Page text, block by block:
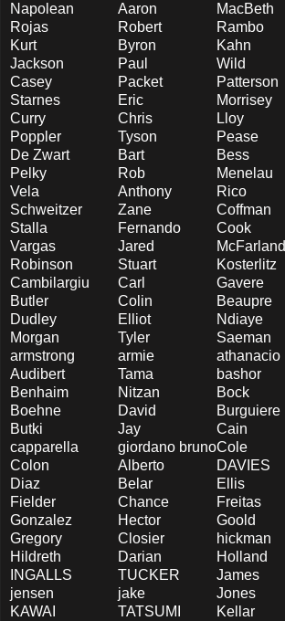
Napolean
Aaron MacBeth
Rojas
Robert Rambo
Kurt
Byron Kahn
Jackson
Paul Wild
Casey
Packet Patterson
Starnes
Eric Morrisey
Curry
Chris Lloy
Poppler
Tyson Pease
De Zwart
Bart Bess
Pelky
Rob Menelau
Vela
Anthony Rico
Schweitzer
Zane Coffman
Stalla
Fernando Cook
Vargas
Jared McFarland
Robinson
Stuart Kosterlitz
Cambilargiu
Carl Gavere
Butler
Colin Beaupre
Dudley
Elliot Ndiaye
Morgan
Tyler Saeman
armstrong
armie athanacio
Audibert
Tama bashor
Benhaim
Nitzan Bock
Boehne
David Burguiere
Butki
Jay Cain
capparella
giordano brunoCole
Colon
Alberto DAVIES
Diaz
Belar Ellis
Fielder
Chance Freitas
Gonzalez
Hector Goold
Gregory
Closier hickman
Hildreth
Darian Holland
INGALLS
TUCKER James
jensen
jake Jones
KAWAI
TATSUMI Kellar